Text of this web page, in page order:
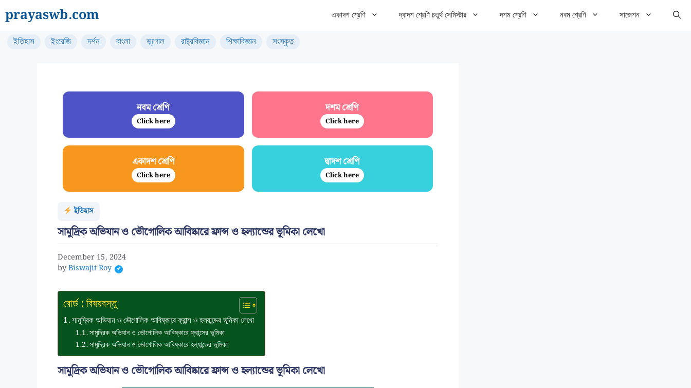
to
content
prayaswb.com একাদশ শ্রেণি দ্বাদশ শ্রেণি চতুর্থ সেমিস্টার দশম শ্রেণি নবম শ্রেণি সাজেশন
ইতিহাস ইংরেজি দর্শন বাংলা ভূগোল রাষ্ট্রবিজ্ঞান শিক্ষাবিজ্ঞান সংস্কৃত
নবম শ্রেণি
Click here
দশম শ্রেণি
Click here
একাদশ শ্রেণি
Click here
দ্বাদশ শ্রেণি
Click here
ইতিহাস
সামুদ্রিক অভিযান ও ভৌগোলিক আবিষ্কারে ফ্রান্স ও হল্যান্ডের ভূমিকা লেখো
December 15, 2024
byBiswajit Roy
বোর্ড : বিষয়বস্তু
সামুদ্রিক অভিযান ও ভৌগোলিক আবিষ্কারে ফ্রান্স ও হল্যান্ডের ভূমিকা লেখো
সামুদ্রিক অভিযান ও ভৌগোলিক আবিষ্কারে ফ্রান্সের ভূমিকা
সামুদ্রিক অভিযান ও ভৌগোলিক আবিষ্কারে হল্যান্ডের ভূমিকা
সামুদ্রিক অভিযান ও ভৌগোলিক আবিষ্কারে ফ্রান্স ও হল্যান্ডের ভূমিকা লেখো